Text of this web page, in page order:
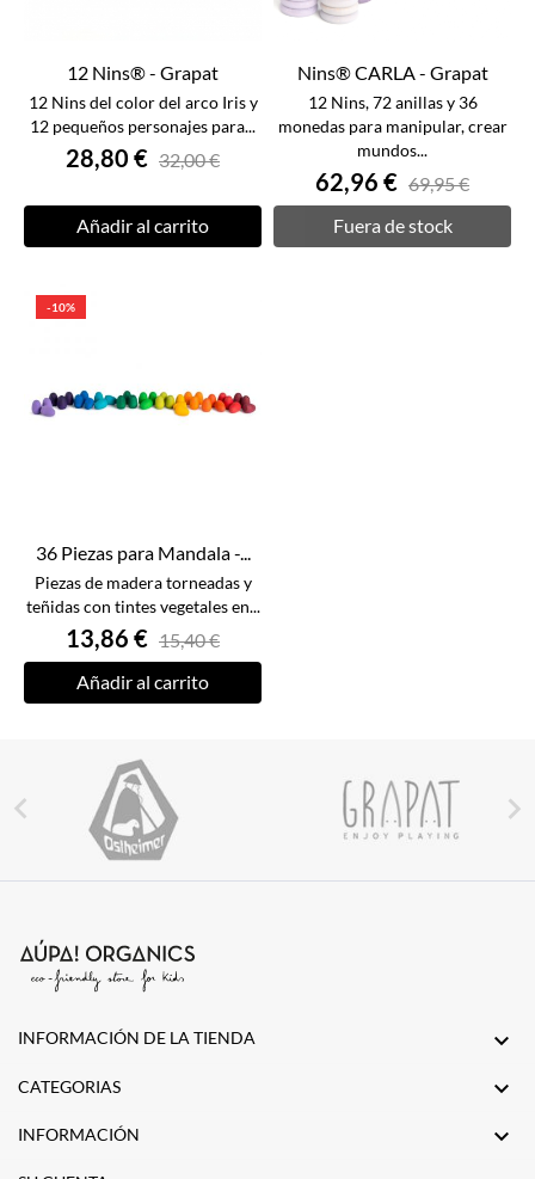
12 Nins® - Grapat
12 Nins del color del arco Iris y
12 pequeños personajes para...
28,80 € 32,00 €
Añadir al carrito
Nins® CARLA - Grapat
12 Nins, 72 anillas y 36
monedas para manipular, crear
mundos...
62,96 € 69,95 €
Fuera de stock
-10%
36 Piezas para Mandala -...
Piezas de madera torneadas y
teñidas con tintes vegetales en...
13,86 € 15,40 €
Añadir al carrito
 
INFORMACIÓN DE LA TIENDA 
CATEGORIAS 
INFORMACIÓN 